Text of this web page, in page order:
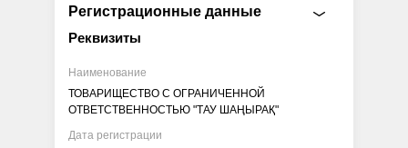
Регистрационные данные
Реквизиты
Наименование
ТОВАРИЩЕСТВО С ОГРАНИЧЕННОЙ
ОТВЕТСТВЕННОСТЬЮ "ТАУ ШАҢЫРАҚ"
Дата регистрации